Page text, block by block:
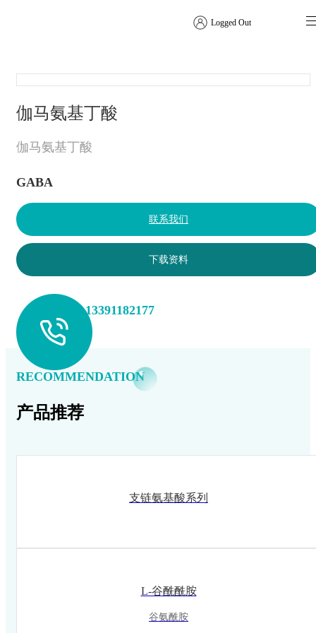
Logged Out
伽马氨基丁酸
伽马氨基丁酸
GABA
联系我们
下载资料
+86 13391182177
RECOMMENDATION
产品推荐
支链氨基酸系列
L-谷酰酰胺
谷氨酰胺